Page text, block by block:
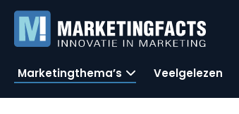
Marketingthema’s Veelgelezen